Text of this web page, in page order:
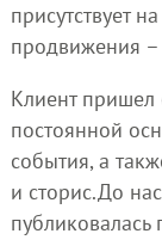
присутствует
продвижения –
Клиент пришел
постоянной
события, а
и сторис.До
публиковалась